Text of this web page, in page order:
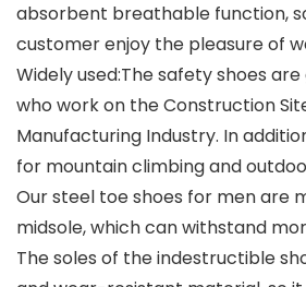
absorbent breathable function,
customer enjoy the pleasure of
Widely used:The safety shoes
who work on the Construction
Manufacturing Industry. In
for mountain climbing and
Our steel toe shoes for men are
midsole, which can withstand
The soles of the indestructible